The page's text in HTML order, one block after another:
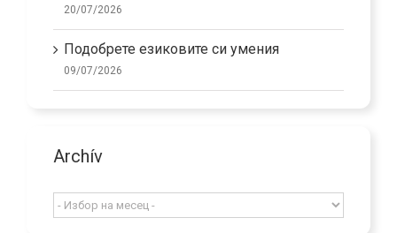
20/07/2026
Подобрете езиковите си умения
09/07/2026
Archív
Archív